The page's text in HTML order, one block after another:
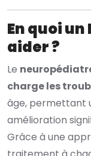
En quoi
aider ?
Le
charge les
âge, permettant
amélioration
Grâce à une